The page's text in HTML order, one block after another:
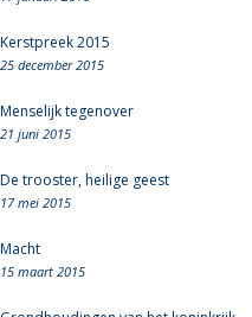
Kerstpreek 2015
25 december 2015
Menselijk tegenover
21 juni 2015
De trooster, heilige geest
17 mei 2015
Macht
15 maart 2015